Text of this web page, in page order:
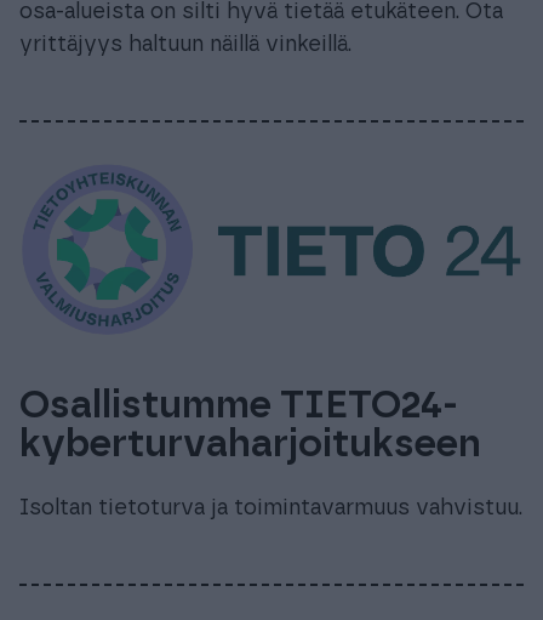
osa-alueista on silti hyvä tietää etukäteen. Ota
yrittäjyys haltuun näillä vinkeillä.
Osallistumme TIETO24-
kyberturvaharjoitukseen
Isoltan tietoturva ja toimintavarmuus vahvistuu.